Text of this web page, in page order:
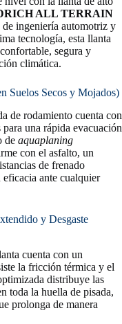
ALL TERRAIN
de ingeniería automotriz y
tecnología, esta llanta
segura y
climática.
Suelos Secos y Mojados)
de rodamiento cuenta con
una rápida evacuación
de aquaplaning
con el asfalto, un
de frenado
eficacia ante cualquier
y Desgaste
cuenta con un
la fricción térmica y el
distribuye las
toda la huella de pisada,
prolonga de manera